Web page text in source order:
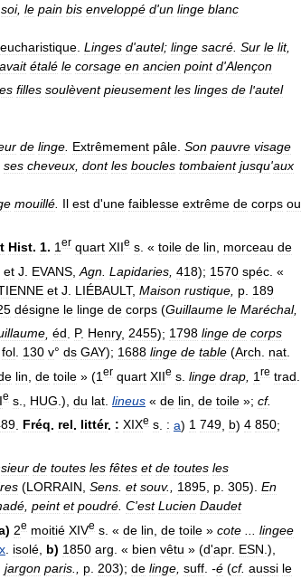
soi, le pain bis enveloppé d'un linge blanc
eucharistique Linges d'autel; linge sacré Sur le lit,
avait étalé le corsage en ancien point d'Alençon
filles soulèvent pieusement les linges de l'autel
de linge. Extrêmement pâle. Son pauvre visage
ses cheveux, dont les boucles tombaient jusqu'aux
mouillé. Il est d'une faiblesse extrême de corps ou
Hist. 1. 1 er quart XIIe s . « toile de lin morceau de
et J EVANS Agn Lapidaries 418); 1570 spéc . «
et J LIÉBAULT, Maison rustique p 189
désigne le linge de corps (Guillaume le Maréchal,
éd P. Henry, 2455); 1798 linge de corps
fol. 130 v° ds GAY); 1688 linge de table (Arch. nat.
lin de toile » (1 er quart XIIe s linge drap 1 re trad
e s HUG .), du lat lineus « de lin de toile »; cf.
Fréq. rel. littér. : XIXe s : a) 1 749 b) 4 850;
de toutes les fêtes et de toutes les
(LORRAIN Sens et souv., 1895 p 305). En
peint et poudré C'est Lucien Daudet
) 2e moitié XIVe s . « de lin de toile » cote
lingee
isolé b) 1850 arg . « bien vêtu » (d'apr. ESN .),
jargon paris p 203); de linge suff -é (cf. aussi le